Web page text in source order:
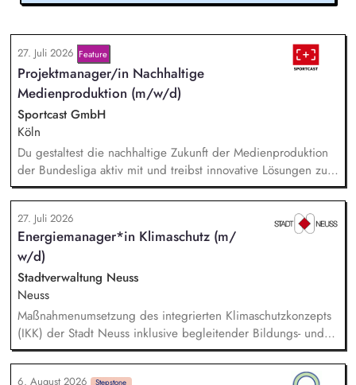
27. Juli 2026 Feature
Projektmanager/in Nachhaltige
Medienproduktion (m/w/d)
Sportcast GmbH
Köln
Du gestaltest die nachhaltige Zukunft der Medienproduktion
der Bundesliga aktiv mit und treibst innovative Lösungen zur
Reduzierung von Emissionen voran. Dein Fokus liegt auf der
Evaluierung von Reduktionspotentialen von TV-
Produktionskonzepten hinsichtlich Co2e-Fußabdruck,
Durchführung einer Machbarkeitsstudie zur emissionsfreien
USV-Stromversorgung sowie der Koordination interner und
externer Stakeholder.
27. Juli 2026
Energiemanager*in Klimaschutz (m/
w/d)
Stadtverwaltung Neuss
Neuss
Maßnahmenumsetzung des integrierten Klimaschutzkonzepts
(IKK) der Stadt Neuss inklusive begleitender Bildungs- und
Öffentlichkeitsarbeit sowie Fortschreibung des IKK.
Monitoring und Berichterstattung zu den ca. 60 städtischen
6. August 2026